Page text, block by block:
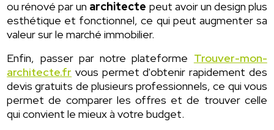
ou rénové par un architecte peut avoir un design plus
esthétique et fonctionnel, ce qui peut augmenter sa
valeur sur le marché immobilier.
Enfin, passer par notre plateforme Trouver-mon-
architecte.fr vous permet d'obtenir rapidement des
devis gratuits de plusieurs professionnels, ce qui vous
permet de comparer les offres et de trouver celle
qui convient le mieux à votre budget.